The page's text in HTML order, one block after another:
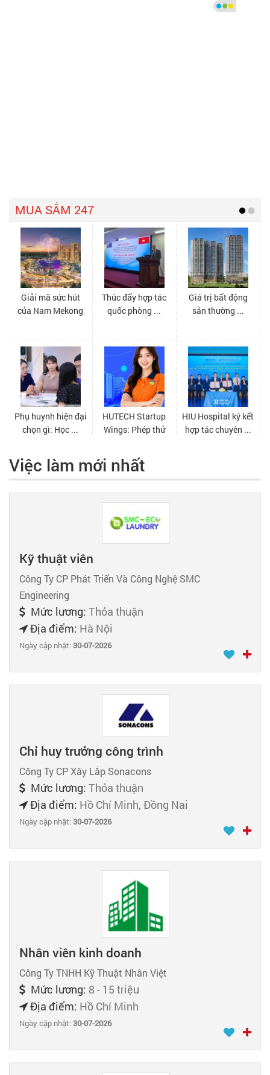
Việc làm mới nhất
Kỹ thuật viên
Công Ty CP Phát Triển Và Công Nghệ SMC
Engineering
Mức lương: Thỏa thuận
Địa điểm: Hà Nội
Ngày cập nhật:30-07-2026
Chỉ huy trưởng công trình
Công Ty CP Xây Lắp Sonacons
Mức lương: Thỏa thuận
Địa điểm: Hồ Chí Minh, Đồng Nai
Ngày cập nhật:30-07-2026
Nhân viên kinh doanh
Công Ty TNHH Kỹ Thuật Nhân Việt
Mức lương: 8 - 15 triệu
Địa điểm: Hồ Chí Minh
Ngày cập nhật:30-07-2026